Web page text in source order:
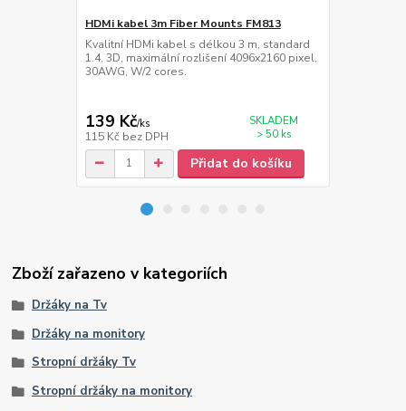
HDMi kabel 3m Fiber Mounts FM813
Kvalitní HDMi kabel s délkou 3 m, standard
1.4, 3D, maximální rozlišení 4096x2160 pixel,
30AWG, W/2 cores.
139 Kč/ks
115 Kč bez DPH
SKLADEM
> 50 ks
Přidat do košíku
Zboží zařazeno v kategoriích
Držáky na Tv
Držáky na monitory
Stropní držáky Tv
Stropní držáky na monitory